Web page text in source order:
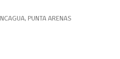
PUNTA ARENAS